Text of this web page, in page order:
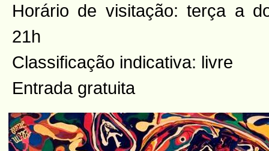
Horário de visitação: terça a
21h
Classificação indicativa: livre
Entrada gratuita